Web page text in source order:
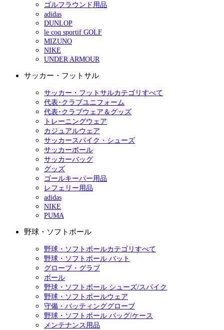
ゴルフラウンド用品
adidas
DUNLOP
le coq sportif GOLF
MIZUNO
NIKE
UNDER ARMOUR
サッカー・フットサル
サッカー・フットサルカテゴリすべて
代表･クラブユニフォーム
代表･クラブウェア＆グッズ
トレーニングウェア
カジュアルウェア
サッカースパイク・シューズ
サッカーボール
サッカーバッグ
グッズ
ゴールキーパー用品
レフェリー用品
adidas
NIKE
PUMA
野球・ソフトボール
野球・ソフトボールカテゴリすべて
野球・ソフトボール バット
グローブ・グラブ
ボール
野球・ソフトボール シューズ/スパイク
野球・ソフトボールウェア
守備・バッティンググローブ
野球・ソフトボール バッグ/ケース
メンテナンス用品